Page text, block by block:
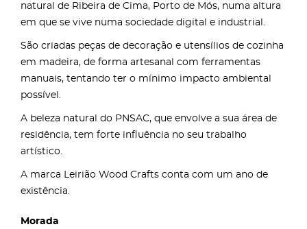
natural de Ribeira de Cima, Porto de Mós, numa altura
em que se vive numa sociedade digital e industrial.
São criadas peças de decoração e utensílios de cozinha
em madeira, de forma artesanal com ferramentas
manuais, tentando ter o mínimo impacto ambiental
possível.
A beleza natural do PNSAC, que envolve a sua área de
residência, tem forte influência no seu trabalho
artístico.
A marca Leirião Wood Crafts conta com um ano de
existência.
Morada